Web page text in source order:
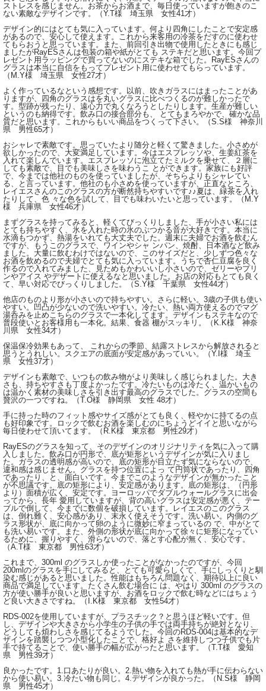
ストレスを感じません。お茶からお酒まで、毎日使っていますが飽きのこ
ない素敵なデザインです。（Y.T様 埼玉県 女性41才）
デザイン的にはとても気に入っています。何より四角にしたことで安定感
があるので、安心して使えます。これから来客用の冷茶をだすのに使わせ
てもらおうと思っています。また、前回引き出物で使用したときにも感じ
ましたがRayESさんは包装の箱や紙がとても ステキだと思います。今回プ
レゼント用ラッピングで買ってないのにステキな箱でした。RayESさんの
グラスは本当に自信をもってプレゼント用に使わせてもらっています。
（M.Y様 埼玉県 女性27才）
よく作っているなという感想です。以前、吹きガラスにはまったことがあ
りますが、四角のグラスはを丸いグラスに比べつくるのが難しかったで
す。型跡が残ったり、遠心力で丸くなろうとしたりします。生産が難しい
というのも納得です。飲み口の接合部分も、 とてもまろやかで、確かな品
質だと思います。これからもいい商品をつくって下さい。（S.S様 神奈川
県 男性65才）
おシャレで素敵です。思っていたより随分と軽くて驚きました。小さめが
欲しかったので、大変満足しています。今はエスプレッソや、生姜紅茶を
入れて楽しんでいます。エスプレッソに泡立てたミルクを乗せて、２層に
しても素敵で、目でも美味しさを味わうこ とができます。家族にも好評
で、今までは他社のものを使っていましたが、そちらよりもシャレてい
る、と言っています。他社のも小さめを使っていますが、正直なところ、
レイエスさんのこのグラスの方が断然持ちやすいです♪♪夏は、緑茶を入れ
たりして、色 々な色を試して、目でも味わいたいと思っています。（M.Y
様 兵庫県 女性46才）
まずグラスを持ってみると、軽くてびっくりしました、手が小さい私には
とても持ちやすく、氷を入れた時の氷のぶつかる音が大好きです。本当に
水滴もつかず、熱湯をいれても大丈夫でした。週末に夫婦でお酒を飲むん
ですが、もうこのグラスで、ワインやシャ ンパン、焼酎、日本酒など飲み
ました。大量に飲むわけではないので、このサイズだと、少しずつ色々な
お酒を飲めるので夫婦でとても気に入っています。うちで杏仁豆腐を良く
作るので入れてみました、見ためもかわいいし小さいので、ゼリーやプリ
ンやアイス やデザートに使えるなと思いました。お店の対応もとても良く
て、早い対応でびっくりしました。（S.Y様 千葉県 女性44才）
他店のものより形が小さいので持ちやすい。さらに軽い。3歳の子供も使い
やすい。凹凸が少ないので洗いやすい。冷たい、熱い両方使えるのでマグ
湯呑みを止めこちらのグラスで一本化してます。デザインもステキなので
普段使いとお客様用も一本化。結果、食器 棚がスッキリ。（K.K様 神奈
川県 女性34才）
保温保冷効果もあって、 これからの季節、結露ストレスから解放されると
思うとうれしい。スクエアの底面が安定感があっていい。（Y.I様 埼玉
県 女性37才）
デザインも素敵で、いつもの飲み物がより美味しく感じられました。大き
さも、持ちやすさも丁度よかったです。冷たいものは冷たく、温かいもの
は温かく素材の美味しさを引き出す最高のグラスでした。グラスの空間も
贅沢の一つですね。（T.O様 静岡県 女性 48才）
手に持った時のフィット感やサイズ感がとても良く、軽やかに持てるの点
も好印象です。ロックで飲むお酒を楽しむのにちょうどイイと思いながら
毎日使わせて頂いてます。（R.K様 東京都 男性29才）
RayESのグラスを知って、そのデザインのオリジナリティを気に入って購
入しました。飲み口が円形で、底が矩形というデザインが気に入りまし
た。ガラスの透明感が高いので、底の矩形が目立たず気にならないので、
違和感は感じません。グラスを持つ位置によっ て円筒状であったり、四角
であったり、と、面白いです。今までこのようなデザインが無かったこと
が不思議です。底の矩形により、安定感があります。底の矩形は、（円形
より）面積が広く、安定です。ヨーロッパでダブルウォールグラスに出会
ってから、長年 愛用していますが、背の高いグラスは安定感が悪く、テー
ブルで倒して、今までに数個を破損しています。レイエスのこのグラス
は、倒れ難く、安心感があり、末永く使えそうです。洗い易い。内側のグ
ラス形状が、底に向かって卵のように微妙に窄まっているの で、中がとて
も洗い易いです。また、外側の形状が底に向かって徐々に矩形になってい
るために、握りやすく、滑らないので、落とす心配が無く、安心です。
（A.T様 東京都 男性63才）
これまで、300ml のグラスしか使ったことがなかったのですが、今回
200mlのグラスを手にしてみると、とても可愛らしくて、手にしっくりと馴
染む感じがあると思いました。性能はもちろん問題なく、期待以上に良い
商品で満足しています。たくさん飲む場合に は、やはり 300ml のグラスの
方が使い勝手が良いと思いますが、お酒をロックで飲む時などにはちょう
ど良い大きさですね。（I.K様 東京都 女性54才）
RDS-002を使用していますが、プラスチック？と思うほど軽いです。但
し、デザインや大きさから小学生の子供の手では両手持ちが絶対となり、
どうしても煩わしさを感じてるようでした。今回のRDS-004は基本的なデ
ザインを踏襲しつつ小型化したことで、格好よ さを維持しつつ子供でも片
手で持てることで、使い勝手の幅が広がったと思います。（T.T様 愛知
県 男性39才）
良かったです。1.口あたりが良い。2.熱い物を入れても熱が手に伝わらない
から使い易い。3.冷たい物も同じ。4.デザインが良かった。（N.S様 静岡
県 男性45才）